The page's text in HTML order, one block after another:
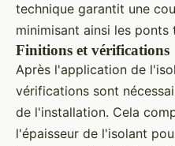
technique garantit une
minimisant ainsi les ponts
Finitions et vérifications
Après l'application de
vérifications sont
de l'installation. Cela
l'épaisseur de l'isolant